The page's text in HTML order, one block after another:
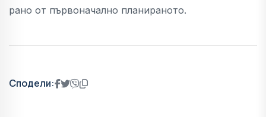
рано от първоначално планираното.
Сподели: